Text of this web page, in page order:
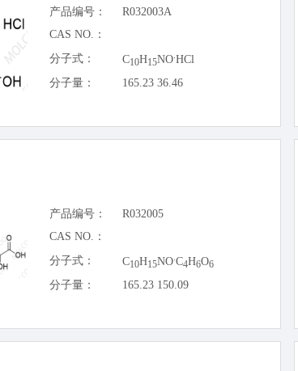
产品编号：
R032003A
CAS NO.：
分子式：
C10H15NO.HCl
分子量：
165.23 36.46
产品编号：
R032005
CAS NO.：
分子式：
C10H15NO.C4H6O6
分子量： 165.23 150.09